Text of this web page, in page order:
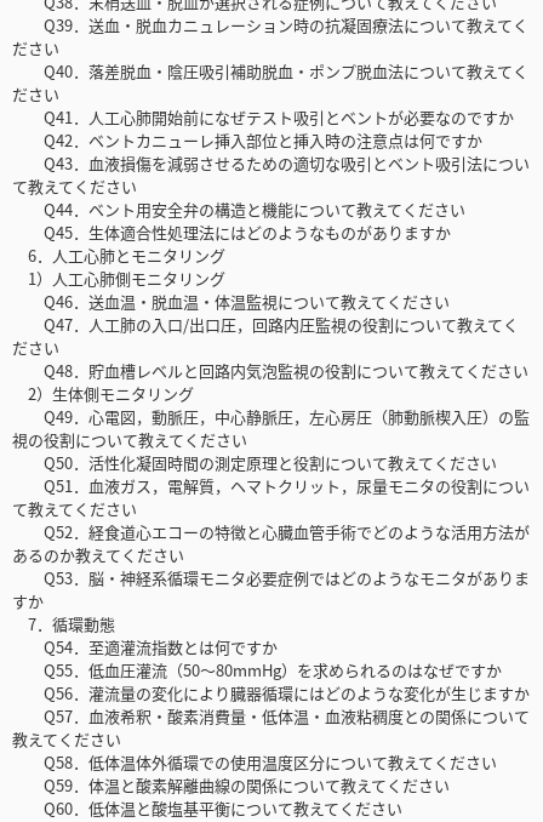
Q39．送血・脱血カニュレーション時の抗凝固療法について教えてく
ださい
Q40．落差脱血・陰圧吸引補助脱血・ポンプ脱血法について教えてく
ださい
Q41．人工心肺開始前になぜテスト吸引とベントが必要なのですか
Q42．ベントカニューレ挿入部位と挿入時の注意点は何ですか
Q43．血液損傷を減弱させるための適切な吸引とベント吸引法につい
て教えてください
Q44．ベント用安全弁の構造と機能について教えてください
Q45．生体適合性処理法にはどのようなものがありますか
6．人工心肺とモニタリング
1）人工心肺側モニタリング
Q46．送血温・脱血温・体温監視について教えてください
Q47．人工肺の入口/出口圧，回路内圧監視の役割について教えてく
ださい
Q48．貯血槽レベルと回路内気泡監視の役割について教えてください
2）生体側モニタリング
Q49．心電図，動脈圧，中心静脈圧，左心房圧（肺動脈楔入圧）の監
視の役割について教えてください
Q50．活性化凝固時間の測定原理と役割について教えてください
Q51．血液ガス，電解質，ヘマトクリット，尿量モニタの役割につい
て教えてください
Q52．経食道心エコーの特徴と心臓血管手術でどのような活用方法が
あるのか教えてください
Q53．脳・神経系循環モニタ必要症例ではどのようなモニタがありま
すか
7．循環動態
Q54．至適灌流指数とは何ですか
Q55．低血圧灌流（50～80mmHg）を求められるのはなぜですか
Q56．灌流量の変化により臓器循環にはどのような変化が生じますか
Q57．血液希釈・酸素消費量・低体温・血液粘稠度との関係について
教えてください
Q58．低体温体外循環での使用温度区分について教えてください
Q59．体温と酸素解離曲線の関係について教えてください
Q60．低体温と酸塩基平衡について教えてください